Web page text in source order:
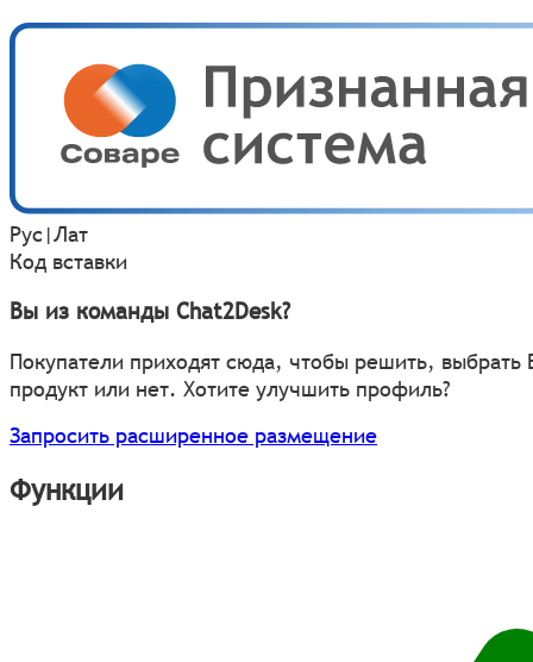
Рус|Лат
Код вставки
Вы из команды Chat2Desk?
Покупатели приходят сюда, чтобы решить, выбрать
продукт или нет. Хотите улучшить профиль?
Запросить расширенное размещение
Функции